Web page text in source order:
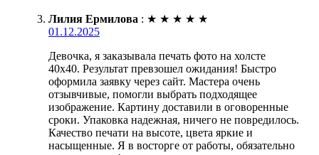
Лилия Ермилова : ★ ★ ★ ★ ★
01.12.2025
Девочка, я заказывала печать фото на холсте
40х40. Результат превзошел ожидания! Быстро
оформила заявку через сайт. Мастера очень
отзывчивые, помогли выбрать подходящее
изображение. Картину доставили в оговоренные
сроки. Упаковка надежная, ничего не повредилось.
Качество печати на высоте, цвета яркие и
насыщенные. Я в восторге от работы, обязательно